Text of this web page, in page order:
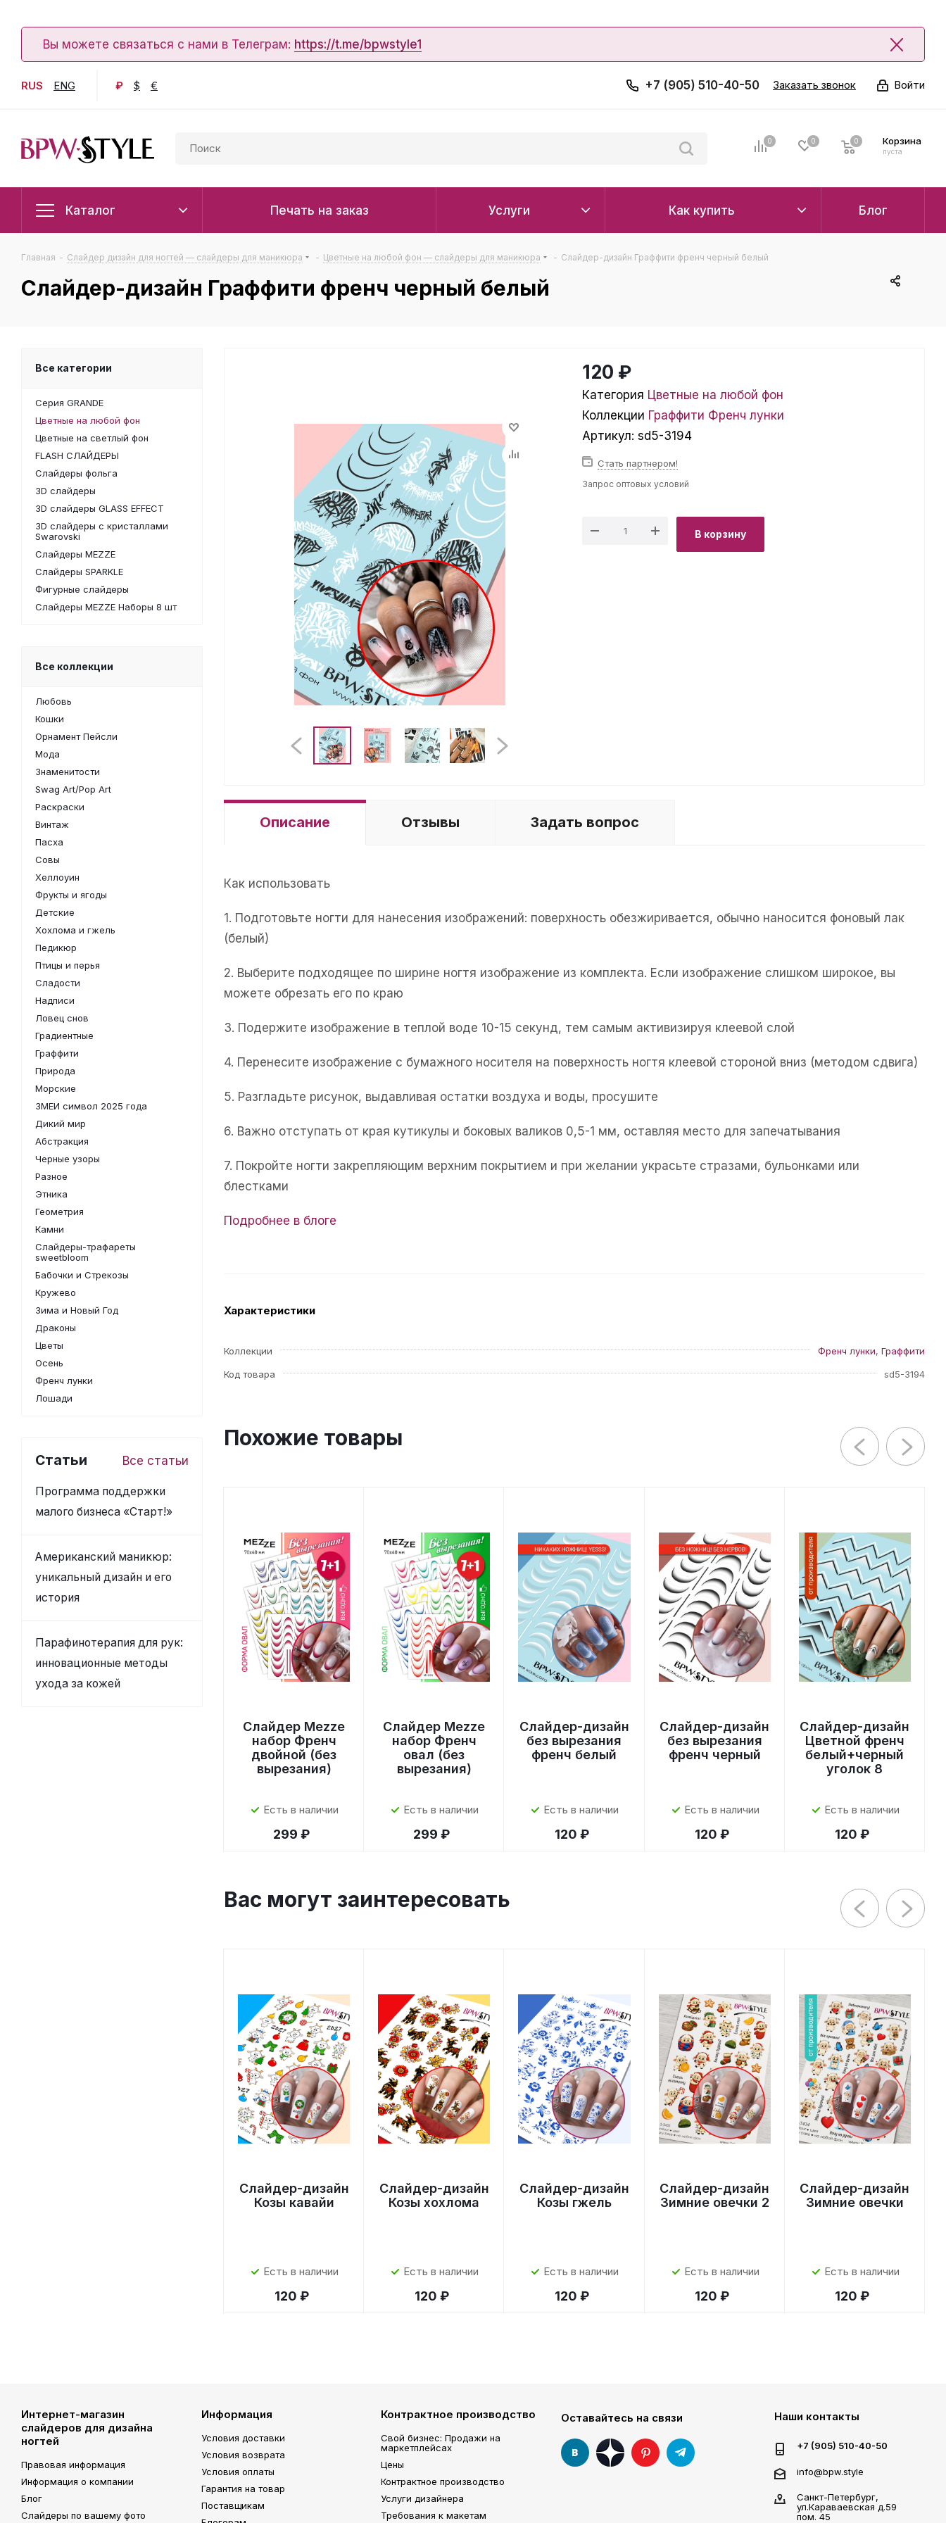
Вы можете связаться с нами в Телеграм: https://t.me/bpwstyle1
RUS ENG ₽ $ € Войти
+7 (905) 510-40-50 Заказать звонок
0 0 Корзина
0
пуста
0
Каталог Печать на заказ Услуги Как купить Блог
Главная - Слайдер дизайн для ногтей — слайдеры для маникюра - Цветные на любой фон — слайдеры для маникюра - Слайдер-дизайн Граффити френч черный белый
Слайдер-дизайн Граффити френч черный белый
120 ₽
Категория Цветные на любой фон
Коллекции Граффити Френч лунки
Артикул: sd5-3194
Стать партнером!
Запрос оптовых условий
В корзину
Описание Отзывы Задать вопрос
Как использовать
1. Подготовьте ногти для нанесения изображений: поверхность обезжиривается, обычно наносится фоновый лак
(белый)
2. Выберите подходящее по ширине ногтя изображение из комплекта. Если изображение слишком широкое, вы
можете обрезать его по краю
3. Подержите изображение в теплой воде 10-15 секунд, тем самым активизируя клеевой слой
4. Перенесите изображение с бумажного носителя на поверхность ногтя клеевой стороной вниз (методом сдвига)
5. Разгладьте рисунок, выдавливая остатки воздуха и воды, просушите
6. Важно отступать от края кутикулы и боковых валиков 0,5-1 мм, оставляя место для запечатывания
7. Покройте ногти закрепляющим верхним покрытием и при желании украсьте стразами, бульонками или
блестками
Подробнее в блоге
Характеристики
Коллекции Френч лунки, Граффити
Код товара sd5-3194
Похожие товары
Слайдер Mezze
набор Френч
двойной (без
вырезания)
Есть в наличии
299 ₽
Слайдер Mezze
набор Френч
овал (без
вырезания)
Есть в наличии
299 ₽
Слайдер-дизайн
без вырезания
френч белый
Есть в наличии
120 ₽
Слайдер-дизайн
без вырезания
френч черный
Есть в наличии
120 ₽
Слайдер-дизайн
Цветной френч
белый+черный
уголок 8
Есть в наличии
120 ₽
Вас могут заинтересовать
Слайдер-дизайн
Козы кавайи
Есть в наличии
120 ₽
Слайдер-дизайн
Козы хохлома
Есть в наличии
120 ₽
Слайдер-дизайн
Козы гжель
Есть в наличии
120 ₽
Слайдер-дизайн
Зимние овечки 2
Есть в наличии
120 ₽
Слайдер-дизайн
Зимние овечки
Есть в наличии
120 ₽
Все категории
Серия GRANDE
Цветные на любой фон
Цветные на светлый фон
FLASH СЛАЙДЕРЫ
Слайдеры фольга
3D слайдеры
3D слайдеры GLASS EFFECT
3D слайдеры с кристаллами
Swarovski
Слайдеры MEZZE
Слайдеры SPARKLE
Фигурные слайдеры
Слайдеры MEZZE Наборы 8 шт
Все коллекции
Любовь
Кошки
Орнамент Пейсли
Мода
Знаменитости
Swag Art/Pop Art
Раскраски
Винтаж
Пасха
Совы
Хеллоуин
Фрукты и ягоды
Детские
Хохлома и гжель
Педикюр
Птицы и перья
Сладости
Надписи
Ловец снов
Градиентные
Граффити
Природа
Морские
ЗМЕИ символ 2025 года
Дикий мир
Абстракция
Черные узоры
Разное
Этника
Геометрия
Камни
Слайдеры-трафареты
sweetbloom
Бабочки и Стрекозы
Кружево
Зима и Новый Год
Драконы
Цветы
Осень
Френч лунки
Лошади
Статьи Все статьи
Программа поддержки
малого бизнеса «Старт!»
Американский маникюр:
уникальный дизайн и его
история
Парафинотерапия для рук:
инновационные методы
ухода за кожей
Интернет-магазин
слайдеров для дизайна
ногтей
Правовая информация
Информация о компании
Блог
Слайдеры по вашему фото
Информация
Условия доставки
Условия возврата
Условия оплаты
Гарантия на товар
Поставщикам
Контрактное производство
Свой бизнес: Продажи на
маркетплейсах
Цены
Контрактное производство
Услуги дизайнера
Требования к макетам
Оставайтесь на связи Наши контакты
+7 (905) 510-40-50
info@bpw.style
Санкт-Петербург,
ул.Караваевская д.59
пом. 45